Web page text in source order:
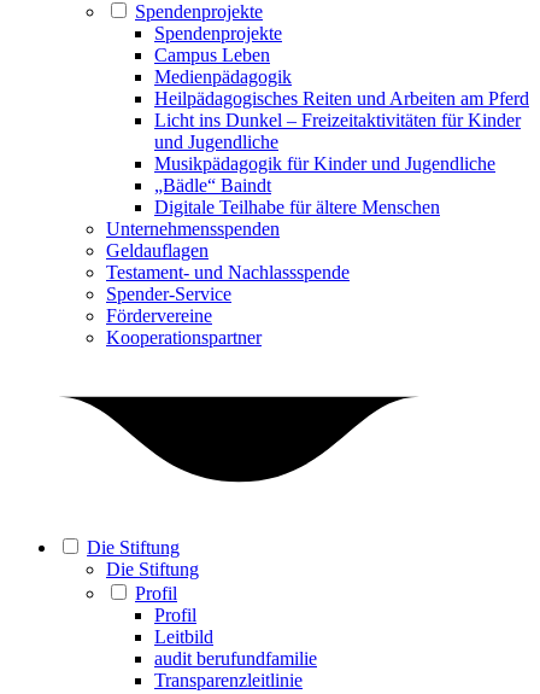
Spendenprojekte
Spendenprojekte
Campus Leben
Medienpädagogik
Heilpädagogisches Reiten und Arbeiten am Pferd
Licht ins Dunkel – Freizeitaktivitäten für Kinder
und Jugendliche
Musikpädagogik für Kinder und Jugendliche
„Bädle“ Baindt
Digitale Teilhabe für ältere Menschen
Unternehmensspenden
Geldauflagen
Testament- und Nachlassspende
Spender-Service
Fördervereine
Kooperationspartner
Die Stiftung
Die Stiftung
Profil
Profil
Leitbild
audit berufundfamilie
Transparenzleitlinie